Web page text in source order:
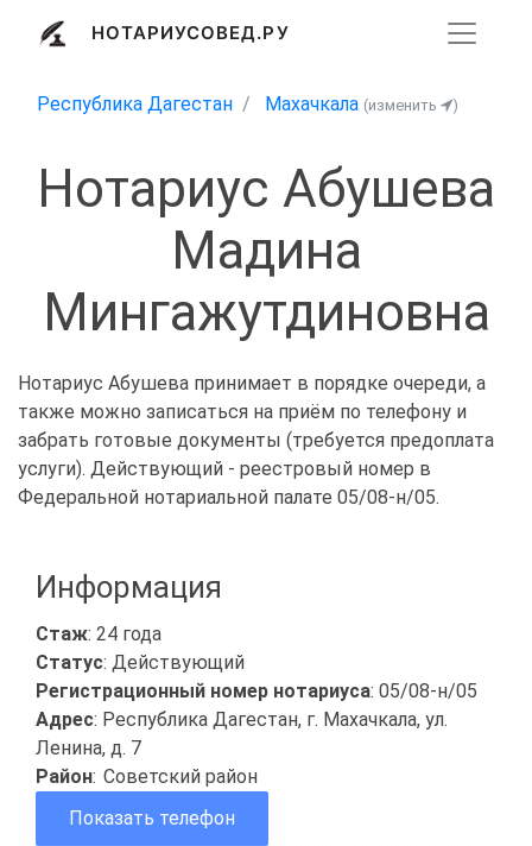
НОТАРИУСОВЕД.РУ
Республика Дагестан Махачкала (изменить )
Нотариус Абушева
Мадина
Мингажутдиновна
Нотариус Абушева принимает в порядке очереди, а
также можно записаться на приём по телефону и
забрать готовые документы (требуется предоплата
услуги). Действующий - реестровый номер в
Федеральной нотариальной палате 05/08-н/05.
Информация
Стаж: 24 года
Статус: Действующий
Регистрационный номер нотариуса: 05/08-н/05
Адрес: Республика Дагестан, г. Махачкала, ул.
Ленина, д. 7
Район: Советский район
Показать телефон